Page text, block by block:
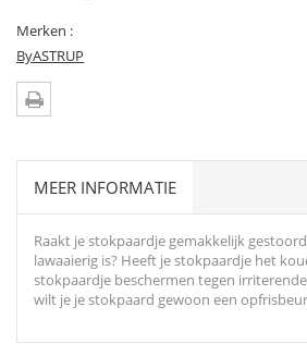
Merken :
ByASTRUP
MEER INFORMATIE
Raakt je stokpaardje gemakkelijk
lawaaierig is? Heeft je stokpaardje het
stokpaardje beschermen tegen
wilt je je stokpaard gewoon een